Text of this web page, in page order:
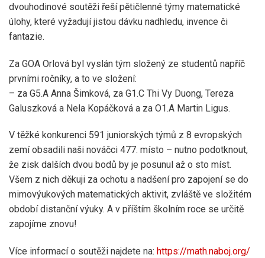
dvouhodinové soutěži řeší pětičlenné týmy matematické
úlohy, které vyžadují jistou dávku nadhledu, invence či
fantazie.
Za GOA Orlová byl vyslán tým složený ze studentů napříč
prvními ročníky, a to ve složení:
– za G5.A Anna Šimková, za G1.C Thi Vy Duong, Tereza
Galuszková a Nela Kopáčková a za O1.A Martin Ligus.
V těžké konkurenci 591 juniorských týmů z 8 evropských
zemí obsadili naši nováčci 477. místo – nutno podotknout,
že zisk dalších dvou bodů by je posunul až o sto míst.
Všem z nich děkuji za ochotu a nadšení pro zapojení se do
mimovýukových matematických aktivit, zvláště ve složitém
období distanční výuky. A v příštím školním roce se určitě
zapojíme znovu!
Více informací o soutěži najdete na: https://math.naboj.org/